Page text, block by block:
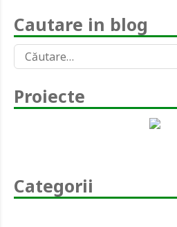
Cautare in blog
Proiecte
Categorii